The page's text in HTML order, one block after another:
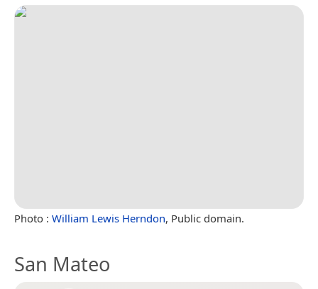
Photo : William Lewis Herndon, Public domain.
San Mateo